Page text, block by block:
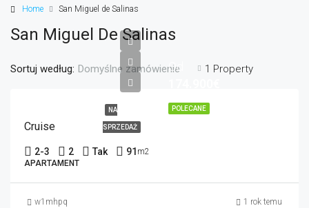
Home San Miguel de Salinas
San Miguel De Salinas
1 Property
Sortuj według: Domyślne zamówienie
POLECANE
NA
SPRZEDAŻ
Od
Cruise
2-3 2 Tak 91 m2
APARTAMENT
w1mhpq 1 rok temu